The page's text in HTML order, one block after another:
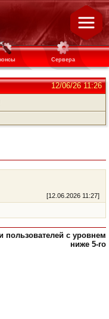
Сервера
12/06/26 11:26
[12.06.2026 11:27]
пользователей с уровнем
ниже 5-го